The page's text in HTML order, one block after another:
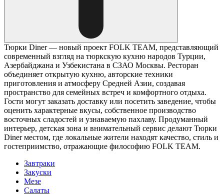
Тюрки Diner — новый проект FOLK TEAM, представляющий
современный взгляд на тюркскую кухню народов Турции,
Азербайджана и Узбекистана в СЗАО Москвы. Ресторан
объединяет открытую кухню, авторские техники
приготовления и атмосферу Средней Азии, создавая
пространство для семейных встреч и комфортного отдыха.
Гости могут заказать доставку или посетить заведение, чтобы
оценить характерные вкусы, собственное производство
восточных сладостей и узнаваемую пахлаву. Продуманный
интерьер, детская зона и внимательный сервис делают Тюрки
Diner местом, где локальные жители находят качество, стиль и
гостеприимство, отражающие философию FOLK TEAM.
Завтраки
Закуски
Мезе
Салаты